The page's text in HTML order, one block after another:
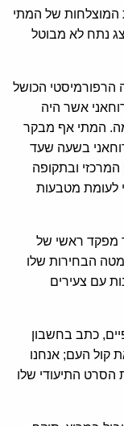
המוצלחות של המתי
נתח לא מבוטל
הרפורמיסטי הכושל
אשר היה
המתי אף מבקר
בשעה שעד
ובתקופה
לעומת מטבעות
מפקד ראשי של
כי גם סרט מטה הבחירות שלו
עם צעירים
כתב בחשבון
קול העם; אנחנו
הסרט התיעודי שלו